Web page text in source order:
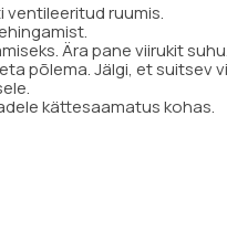
ruumis.
Ära pane viirukit suhu.
põlema. Jälgi, et suitsev
kättesaamatus kohas.